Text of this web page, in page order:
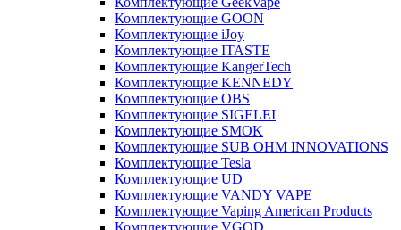
Комплектующие GOON
Комплектующие iJoy
Комплектующие ITASTE
Комплектующие KangerTech
Комплектующие KENNEDY
Комплектующие OBS
Комплектующие SIGELEI
Комплектующие SMOK
Комплектующие SUB OHM INNOVATIONS
Комплектующие Tesla
Комплектующие UD
Комплектующие VANDY VAPE
Комплектующие Vaping American Products
Комплектующие VGOD